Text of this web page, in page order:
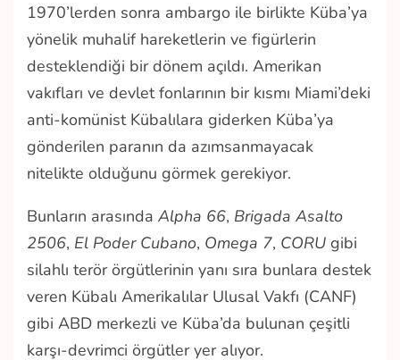
1970’lerden sonra ambargo ile birlikte Küba’ya
yönelik muhalif hareketlerin ve figürlerin
desteklendiği bir dönem açıldı. Amerikan
vakıfları ve devlet fonlarının bir kısmı Miami’deki
anti-komünist Kübalılara giderken Küba’ya
gönderilen paranın da azımsanmayacak
nitelikte olduğunu görmek gerekiyor.
Bunların arasında Alpha 66, Brigada Asalto
2506, El Poder Cubano, Omega 7, CORU gibi
silahlı terör örgütlerinin yanı sıra bunlara destek
veren Kübalı Amerikalılar Ulusal Vakfı (CANF)
gibi ABD merkezli ve Küba’da bulunan çeşitli
karşı-devrimci örgütler yer alıyor.